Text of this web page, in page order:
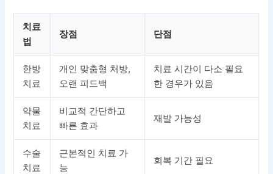
치료
법
장점 단점
한방
치료
개인 맞춤형 처방,
오랜 피드백
치료 시간이 다소 필요
한 경우가 있음
약물
치료
비교적 간단하고
빠른 효과
재발 가능성
수술
치료
근본적인 치료 가
능
회복 기간 필요